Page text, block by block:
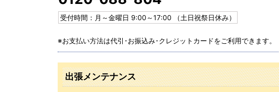
受付時間：月～金曜日 9:00～17:00 （土日祝祭日休み）
※お支払い方法は代引･お振込み･クレジットカードをご利用できます。
出張メンテナンス